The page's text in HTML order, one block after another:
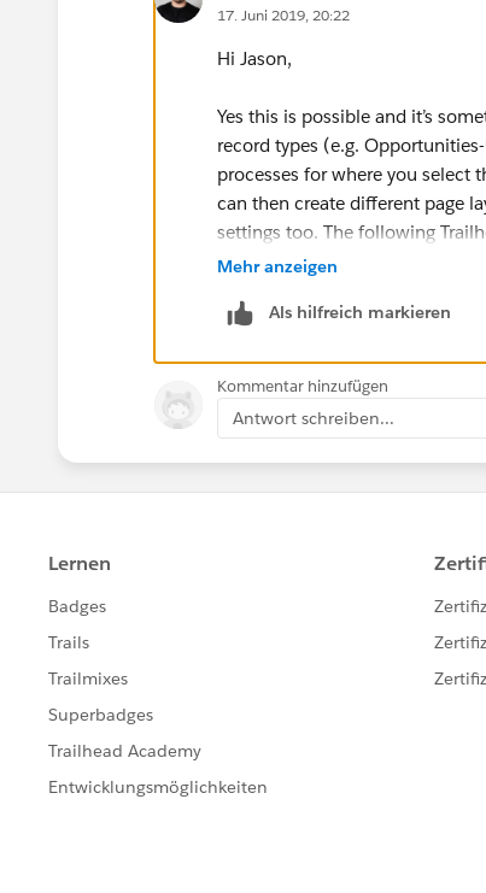
17. Juni 2019, 20:22
Hi Jason,
Yes this is possible and it’s
record types (e.g.
processes for where you select
can then create different page
settings too. The following
team
Mehr anzeigen
Als hilfreich markieren
Kommentar hinzufügen
Antwort schreiben...